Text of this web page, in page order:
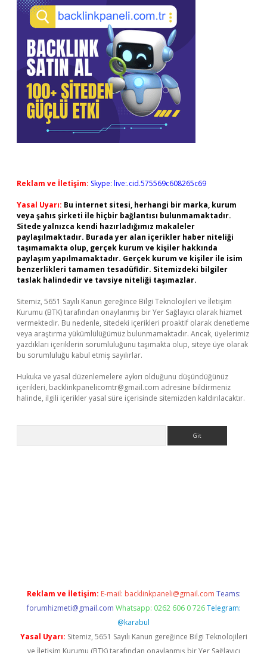
Reklam ve İletişim: Skype: live:.cid.575569c608265c69
Yasal Uyarı: Bu internet sitesi, herhangi bir marka, kurum
veya şahıs şirketi ile hiçbir bağlantısı bulunmamaktadır.
Sitede yalnızca kendi hazırladığımız makaleler
paylaşılmaktadır. Burada yer alan içerikler haber niteliği
taşımamakta olup, gerçek kurum ve kişiler hakkında
paylaşım yapılmamaktadır. Gerçek kurum ve kişiler ile isim
benzerlikleri tamamen tesadüfidir. Sitemizdeki bilgiler
taslak halindedir ve tavsiye niteliği taşımazlar.
Sitemiz, 5651 Sayılı Kanun gereğince Bilgi Teknolojileri ve İletişim
Kurumu (BTK) tarafından onaylanmış bir Yer Sağlayıcı olarak hizmet
vermektedir. Bu nedenle, sitedeki içerikleri proaktif olarak denetleme
veya araştırma yükümlülüğümüz bulunmamaktadır. Ancak, üyelerimiz
yazdıkları içeriklerin sorumluluğunu taşımakta olup, siteye üye olarak
bu sorumluluğu kabul etmiş sayılırlar.
Hukuka ve yasal düzenlemelere aykırı olduğunu düşündüğünüz
içerikleri, backlinkpanelicomtr@gmail.com adresine bildirmeniz
halinde, ilgili içerikler yasal süre içerisinde sitemizden kaldırılacaktır.
Reklam ve İletişim: E-mail: backlinkpaneli@gmail.com Teams:
forumhizmeti@gmail.com Whatsapp: 0262 606 0 726 Telegram:
@karabul
Yasal Uyarı: Sitemiz, 5651 Sayılı Kanun gereğince Bilgi Teknolojileri
ve İletişim Kurumu (BTK) tarafından onaylanmış bir Yer Sağlayıcı